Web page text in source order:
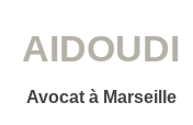
AIDOUDI
Avocat à Marseille